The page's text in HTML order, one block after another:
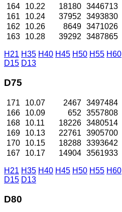
164
10.22 18180 3446713
161
10.24 37952 3493830
162
10.26 8649 3471026
163
10.28 39292 3487865
H21 H35 H40 H45 H50 H55 H60
D15 D13
D75
171 10.07 2467 3497484
166
10.09 652 3557808
168
10.11 18226 3480514
169
10.13 22761 3905700
170
10.15 18288 3393642
167
10.17 14904 3561933
H21 H35 H40 H45 H50 H55 H60
D15 D13
D80